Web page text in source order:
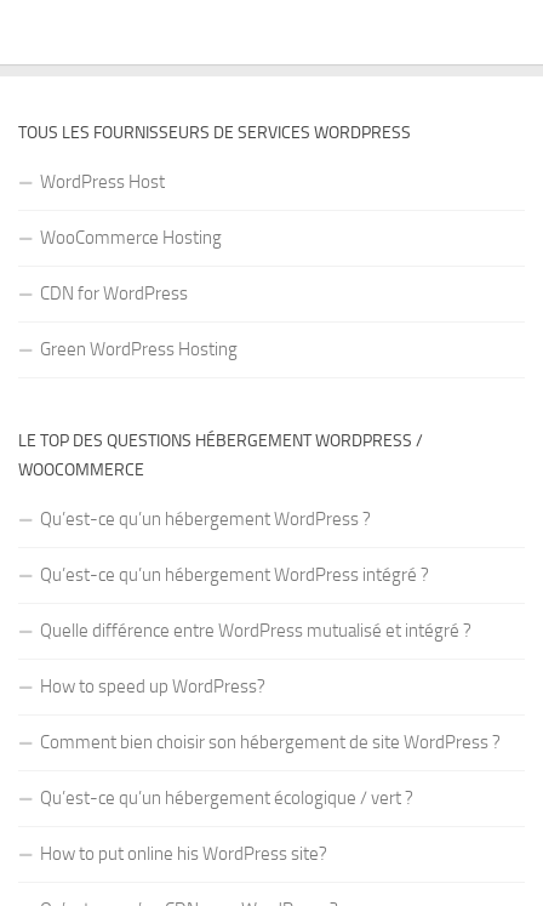
TOUS LES FOURNISSEURS DE SERVICES WORDPRESS
WordPress Host
WooCommerce Hosting
CDN for WordPress
Green WordPress Hosting
LE TOP DES QUESTIONS HÉBERGEMENT WORDPRESS /
WOOCOMMERCE
Qu’est-ce qu’un hébergement WordPress ?
Qu’est-ce qu’un hébergement WordPress intégré ?
Quelle différence entre WordPress mutualisé et intégré ?
How to speed up WordPress?
Comment bien choisir son hébergement de site WordPress ?
Qu’est-ce qu’un hébergement écologique / vert ?
How to put online his WordPress site?